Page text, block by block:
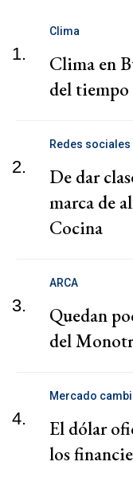
1.
Clima
Clima en
del tiempo
2.
Redes sociales
De dar
marca de
Cocina
3.
ARCA
Quedan
del
4.
Mercado
El dólar
los